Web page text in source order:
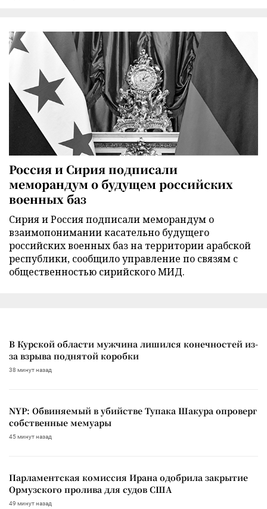
Россия и Сирия подписали
меморандум о будущем российских
военных баз
Сирия и Россия подписали меморандум о
взаимопонимании касательно будущего
российских военных баз на территории арабской
республики, сообщило управление по связям с
общественностью сирийского МИД.
В Курской области мужчина лишился конечностей из-
за взрыва поднятой коробки
38 минут назад
NYP: Обвиняемый в убийстве Тупака Шакура опроверг
собственные мемуары
45 минут назад
Парламентская комиссия Ирана одобрила закрытие
Ормузского пролива для судов США
49 минут назад